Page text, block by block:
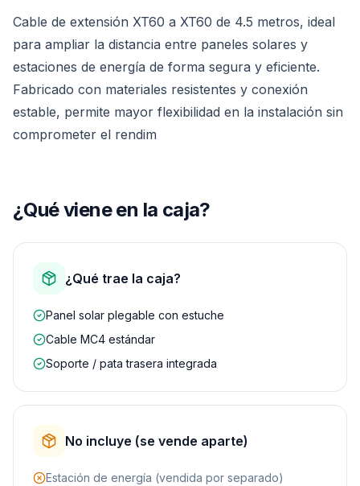
Cable de extensión XT60 a XT60 de 4.5 metros, ideal
para ampliar la distancia entre paneles solares y
estaciones de energía de forma segura y eficiente.
Fabricado con materiales resistentes y conexión
estable, permite mayor flexibilidad en la instalación sin
comprometer el rendim
¿Qué viene en la caja?
¿Qué trae la caja?
Panel solar plegable con estuche
Cable MC4 estándar
Soporte / pata trasera integrada
No incluye (se vende aparte)
Estación de energía (vendida por separado)